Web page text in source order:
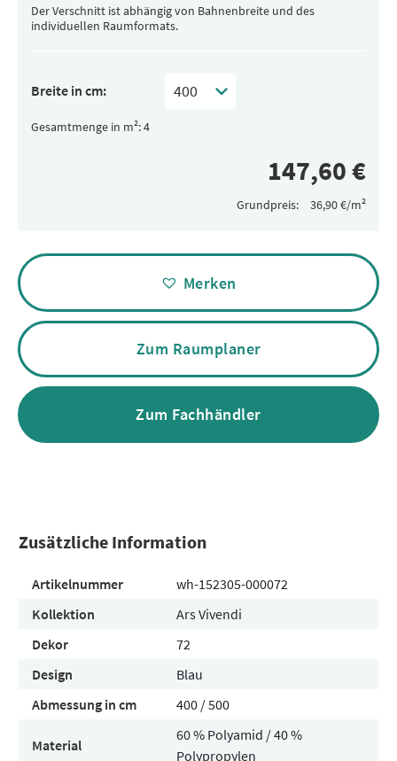
Der Verschnitt ist abhängig von Bahnenbreite und des
individuellen Raumformats.
Breite in cm:
Gesamtmenge in m²:
Grundpreis:
Alternative:
Merken
Zum Raumplaner
Zum Fachhändler
Zusätzliche Information
Artikelnummer
wh-152305-000072
Kollektion
Ars Vivendi
Dekor
72
Design
Blau
Abmessung in cm
400 / 500
Material
60 % Polyamid / 40 %
Polypropylen